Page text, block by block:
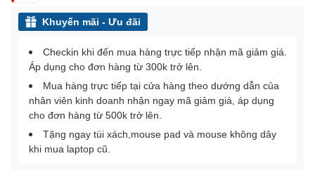
Khuyến mãi - Ưu đãi
Checkin khi đến mua hàng trực tiếp nhận mã giảm giá.
Áp dụng cho đơn hàng từ 300k trở lên.
Mua hàng trực tiếp tại cửa hàng theo dướng dẫn của
nhân viên kinh doanh nhận ngay mã giảm giá, áp dụng
cho đơn hàng từ 500k trở lên.
Tặng ngay túi xách,mouse pad và mouse không dây
khi mua laptop cũ.